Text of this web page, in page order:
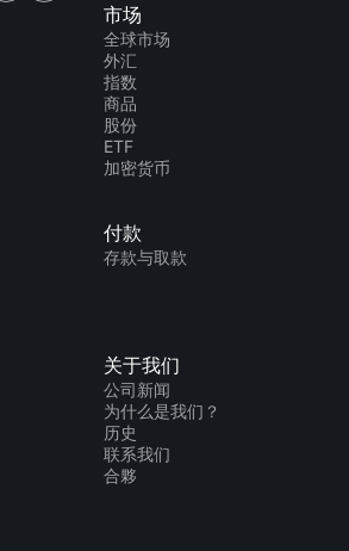
市场
全球市场
外汇
指数
商品
股份
ETF
加密货币
付款
存款与取款
关于我们
公司新闻
为什么是我们？
历史
联系我们
合夥